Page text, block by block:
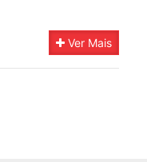
Ver Mais